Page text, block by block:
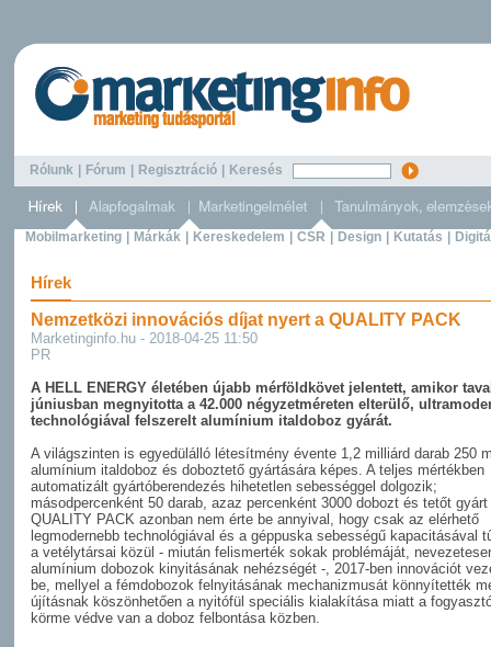
Rólunk Fórum Regisztráció Keresés
Mobilmarketing Márkák Kereskedelem CSR Design Kutatás
Hírek
Nemzetközi innovációs díjat nyert a QUALITY PACK
Marketinginfo.hu - 2018-04-25 11:50
PR
A HELL ENERGY életében újabb mérföldkövet jelentett, amikor
júniusban megnyitotta a 42.000 négyzetméreten elterülő,
technológiával felszerelt alumínium italdoboz gyárát.
A világszinten is egyedülálló létesítmény évente 1,2 milliárd darab 250
alumínium italdoboz és doboztető gyártására képes. A teljes mértékben
automatizált gyártóberendezés hihetetlen sebességgel dolgozik;
másodpercenként 50 darab, azaz percenként 3000 dobozt és tetőt gyárt
QUALITY PACK azonban nem érte be annyival, hogy csak az elérhető
legmodernebb technológiával és a géppuska sebességű kapacitásával
a vetélytársai közül - miután felismerték sokak problémáját,
alumínium dobozok kinyitásának nehézségét -, 2017-ben innovációt
be, mellyel a fémdobozok felnyitásának mechanizmusát könnyítették
újításnak köszönhetően a nyitófül speciális kialakítása miatt a
körme védve van a doboz felbontása közben.